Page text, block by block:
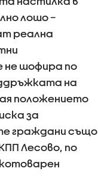
лошо –
реална
не шофира по
на
положението
за
граждани също
Лесово, по